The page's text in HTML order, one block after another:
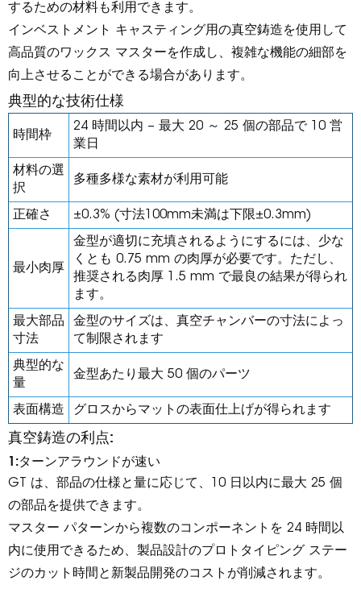
するための材料も利用できます。
インベストメント キャスティング用の真空鋳造を使用して
高品質のワックス マスターを作成し、複雑な機能の細部を
向上させることができる場合があります。
典型的な技術仕様
時間枠
24 時間以内 – 最大 20 ～ 25 個の部品で 10 営
業日
材料の選
択
多種多様な素材が利用可能
正確さ ±0.3% (寸法100mm未満は下限±0.3mm)
最小肉厚
金型が適切に充填されるようにするには、少な
くとも 0.75 mm の肉厚が必要です。ただし、
推奨される肉厚 1.5 mm で最良の結果が得られ
ます。
最大部品
寸法
金型のサイズは、真空チャンバーの寸法によっ
て制限されます
典型的な
量
金型あたり最大 50 個のパーツ
表面構造 グロスからマットの表面仕上げが得られます
真空鋳造の利点:
1:ターンアラウンドが速い
GT は、部品の仕様と量に応じて、10 日以内に最大 25 個
の部品を提供できます。
マスター パターンから複数のコンポーネントを 24 時間以
内に使用できるため、製品設計のプロトタイピング ステー
ジのカット時間と新製品開発のコストが削減されます。